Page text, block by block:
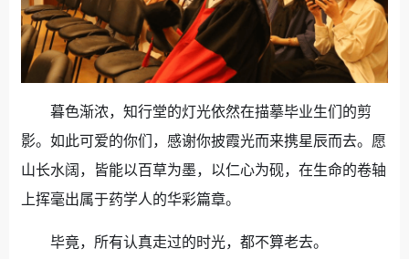
暮色渐浓，知行堂的灯光依然在描摹毕业生们的剪
影。如此可爱的你们，感谢你披霞光而来携星辰而去。愿
山长水阔，皆能以百草为墨，以仁心为砚，在生命的卷轴
上挥毫出属于药学人的华彩篇章。
毕竟，所有认真走过的时光，都不算老去。